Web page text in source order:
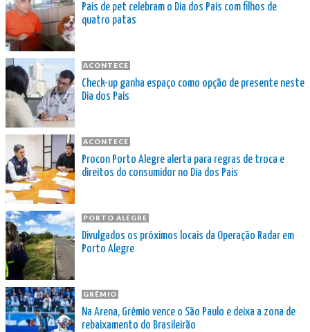
Pais de pet celebram o Dia dos Pais com filhos de
quatro patas
ACONTECE
Check-up ganha espaço como opção de presente neste
Dia dos Pais
ACONTECE
Procon Porto Alegre alerta para regras de troca e
direitos do consumidor no Dia dos Pais
PORTO ALEGRE
Divulgados os próximos locais da Operação Radar em
Porto Alegre
GRÊMIO
Na Arena, Grêmio vence o São Paulo e deixa a zona de
rebaixamento do Brasileirão